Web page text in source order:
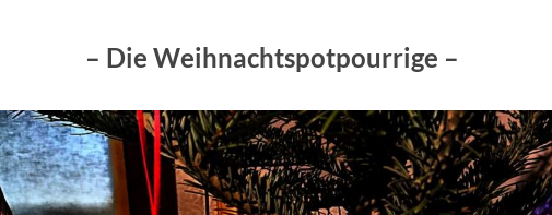
– Die Weihnachtspotpourrige –